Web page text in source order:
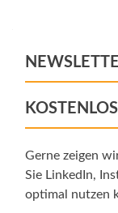
Gerne zeigen
Sie LinkedIn,
optimal nutzen